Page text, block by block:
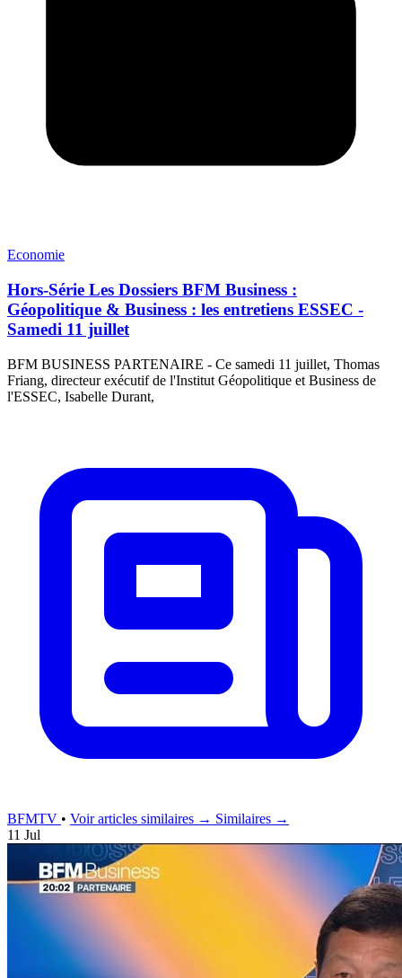
Economie
Hors-Série Les Dossiers BFM Business :
Géopolitique & Business : les entretiens ESSEC -
Samedi 11 juillet
BFM BUSINESS PARTENAIRE - Ce samedi 11 juillet, Thomas
Friang, directeur exécutif de l'Institut Géopolitique et Business de
l'ESSEC, Isabelle Durant,
BFMTV • Voir articles similaires → Similaires →
11 Jul